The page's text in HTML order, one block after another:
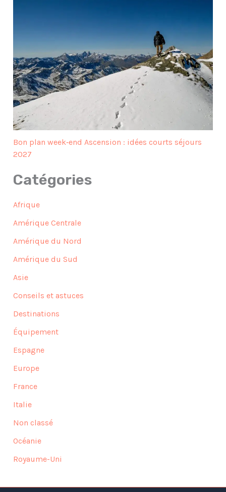
Bon plan week‑end Ascension : idées courts séjours
2027
Catégories
Afrique
Amérique Centrale
Amérique du Nord
Amérique du Sud
Asie
Conseils et astuces
Destinations
Équipement
Espagne
Europe
France
Italie
Non classé
Océanie
Royaume-Uni